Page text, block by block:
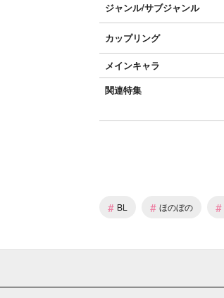
ジャンル/サブジャンル
カップリング
メインキャラ
関連特集
# BL # ほのぼの #